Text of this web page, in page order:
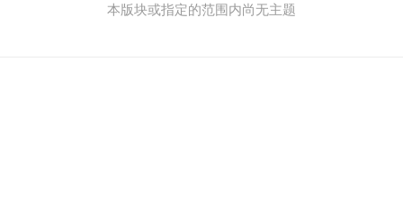
本版块或指定的范围内尚无主题